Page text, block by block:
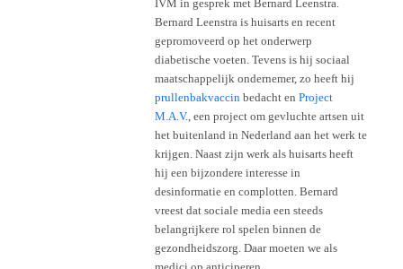
IVM in gesprek met Bernard Leenstra.
Bernard Leenstra is huisarts en recent
gepromoveerd op het onderwerp
diabetische voeten. Tevens is hij sociaal
maatschappelijk ondernemer, zo heeft hij
prullenbakvaccin bedacht en Project
M.A.V. , een project om gevluchte artsen uit
het buitenland in Nederland aan het werk te
krijgen. Naast zijn werk als huisarts heeft
hij een bijzondere interesse in
desinformatie en complotten. Bernard
vreest dat sociale media een steeds
belangrijkere rol spelen binnen de
gezondheidszorg. Daar moeten we als